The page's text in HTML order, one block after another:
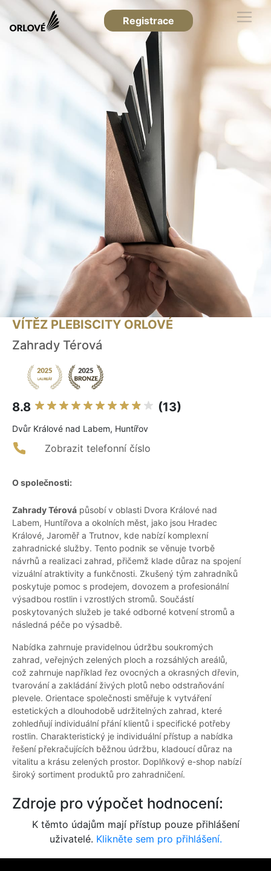
Registrace
VÍTĚZ PLEBISCITY ORLOVÉ
Zahrady Térová
8.8 (13)
Dvůr Králové nad Labem, Huntířov
Zobrazit telefonní číslo
O společnosti:
Zahrady Térová působí v oblasti Dvora Králové nad
Labem, Huntířova a okolních měst, jako jsou Hradec
Králové, Jaroměř a Trutnov, kde nabízí komplexní
zahradnické služby. Tento podnik se věnuje tvorbě
návrhů a realizaci zahrad, přičemž klade důraz na spojení
vizuální atraktivity a funkčnosti. Zkušený tým zahradníků
poskytuje pomoc s prodejem, dovozem a profesionální
výsadbou rostlin i vzrostlých stromů. Součástí
poskytovaných služeb je také odborné kotvení stromů a
následná péče po výsadbě.
Nabídka zahrnuje pravidelnou údržbu soukromých
zahrad, veřejných zelených ploch a rozsáhlých areálů,
což zahrnuje například řez ovocných a okrasných dřevin,
tvarování a zakládání živých plotů nebo odstraňování
plevele. Orientace společnosti směřuje k vytváření
estetických a dlouhodobě udržitelných zahrad, které
zohledňují individuální přání klientů i specifické potřeby
rostlin. Charakteristický je individuální přístup a nabídka
řešení překračujících běžnou údržbu, kladoucí důraz na
vitalitu a krásu zelených prostor. Doplňkový e-shop nabízí
široký sortiment produktů pro zahradničení.
Zdroje pro výpočet hodnocení:
K těmto údajům mají přístup pouze přihlášení
uživatelé. Klikněte sem pro přihlášení.